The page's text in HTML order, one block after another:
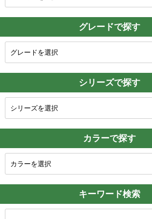
グレードで探す
シリーズで探す
カラーで探す
キーワード検索